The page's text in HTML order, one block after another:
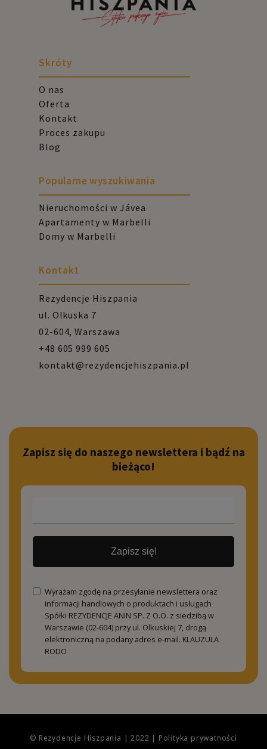
Skróty
O nas
Oferta
Kontakt
Proces zakupu
Blog
Popularne wyszukiwania
Nieruchomości w Jávea
Apartamenty w Marbelli
Domy w Marbelli
Kontakt
Rezydencje Hiszpania
ul. Olkuska 7
02-604, Warszawa
+48 605 999 605
kontakt@rezydencjehiszpania.pl
Zapisz się do naszego newslettera i bądź na
bieżąco!
Zapisz się!
Wyrażam zgodę na przesyłanie newslettera oraz
informacji handlowych o produktach i usługach
Spółki REZYDENCJE ANIN SP. Z O.O. z siedzibą w
Warszawie (02-604) przy ul. Olkuskiej 7, drogą
elektroniczną na podany adres e-mail. KLAUZULA
RODO
© Rezydencje Hiszpania | 2022 | Polityka prywatności